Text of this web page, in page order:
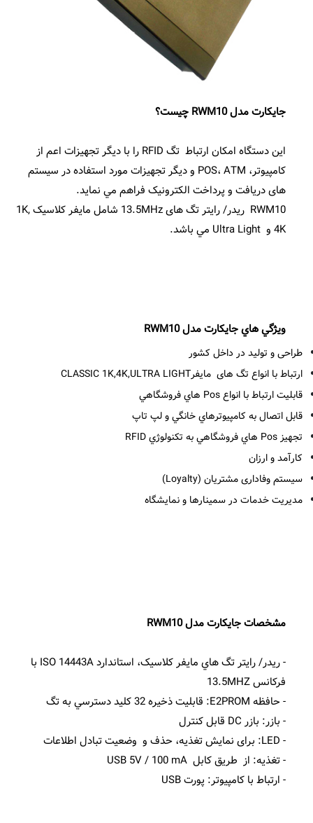
جايکارت مدل RWM10 چيست؟
اين دستگاه امکان ارتباط تگ RFID را با ديگر تجهيزات اعم از
کامپيوتر، POS، ATM و ديگر تجهيزات مورد استفاده در سیستم
های دريافت و پرداخت الکترونيک فراهم مي نمايد.
RWM10 ریدر/ رایتر تگ های 13.5MHz شامل مايفر کلاسيک 1K,
4K و Ultra Light مي باشد.
ويژگي هاي جايکارت مدل RWM10
طراحی و تولید در داخل کشور
ارتباط با انواع تگ های مایفرCLASSIC 1K,4K,ULTRA LIGHT
قابليت ارتباط با انواع Pos هاي فروشگاهي
قابل اتصال به کامپيوترهاي خانگي و لپ تاپ
تجهيز Pos هاي فروشگاهي به تکنولوژي RFID
کارآمد و ارزان
سیستم وفاداری مشتریان (Loyalty)
مدیریت خدمات در سمینارها و نمایشگاه
مشخصات جايکارت مدل RWM10
- ريدر/ رايتر تگ هاي مايفر کلاسيک، استاندارد ISO 14443A با
فرکانس 13.5MHZ
- حافظه E2PROM: قابليت ذخيره 32 کليد دسترسي به تگ
- بازر: بازر DC قابل کنترل
- LED: برای نمایش تغذیه، حذف و وضعیت تبادل اطلاعات
- تغذيه: از طريق کابل USB 5V / 100 mA
- ارتباط با کامپيوتر: پورت USB